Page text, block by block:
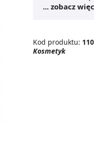
arniką
... zobacz
Kod produktu:
Kosmetyk